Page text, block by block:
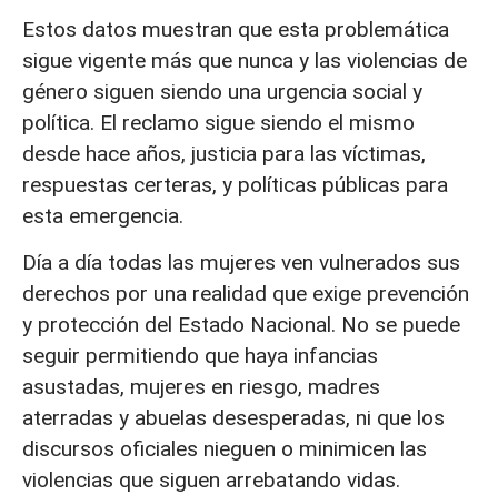
Estos datos muestran que esta problemática
sigue vigente más que nunca y las violencias de
género siguen siendo una urgencia social y
política. El reclamo sigue siendo el mismo
desde hace años, justicia para las víctimas,
respuestas certeras, y políticas públicas para
esta emergencia.
Día a día todas las mujeres ven vulnerados sus
derechos por una realidad que exige prevención
y protección del Estado Nacional. No se puede
seguir permitiendo que haya infancias
asustadas, mujeres en riesgo, madres
aterradas y abuelas desesperadas, ni que los
discursos oficiales nieguen o minimicen las
violencias que siguen arrebatando vidas.